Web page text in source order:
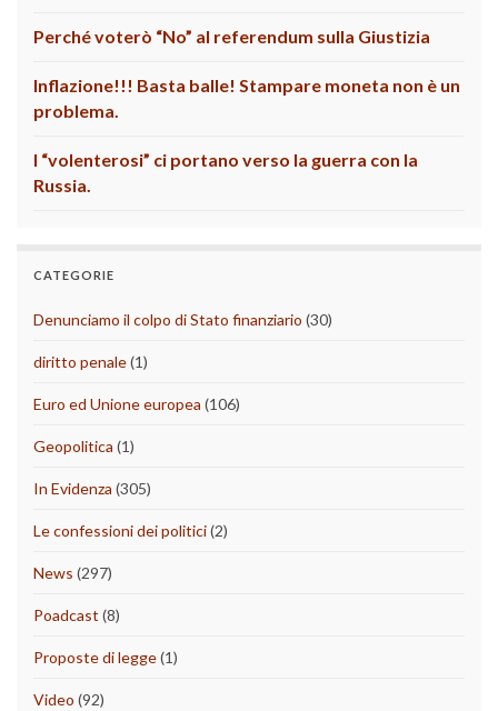
Perché voterò “No” al referendum sulla Giustizia
Inflazione!!! Basta balle! Stampare moneta non è un
problema.
I “volenterosi” ci portano verso la guerra con la
Russia.
CATEGORIE
Denunciamo il colpo di Stato finanziario (30)
diritto penale(1)
Euro ed Unione europea (106)
Geopolitica (1)
In Evidenza (305)
Le confessioni dei politici(2)
News (297)
Poadcast (8)
Proposte di legge(1)
Video (92)